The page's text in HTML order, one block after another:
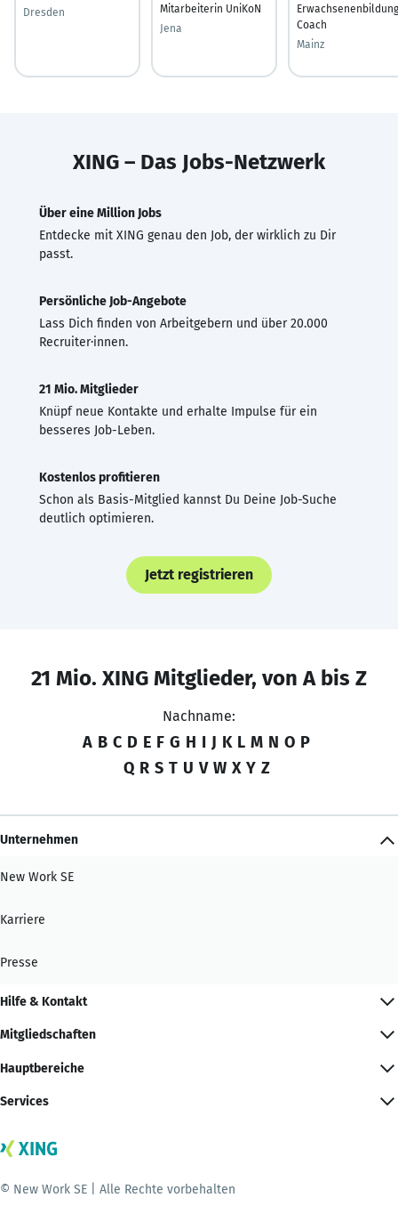
Dresden
Mitarbeiterin UniKoN
Jena
Coach
Mainz
XING – Das Jobs-Netzwerk
Über eine Million Jobs
Entdecke mit XING genau den Job, der wirklich zu Dir
passt.
Persönliche Job-Angebote
Lass Dich finden von Arbeitgebern und über 20.000
Recruiter·innen.
21 Mio. Mitglieder
Knüpf neue Kontakte und erhalte Impulse für ein
besseres Job-Leben.
Kostenlos profitieren
Schon als Basis-Mitglied kannst Du Deine Job-Suche
deutlich optimieren.
Jetzt registrieren
21 Mio. XING Mitglieder, von A bis Z
Nachname:
A B C D E F G H I J K L M N O P
Q R S T U V W X Y Z
Unternehmen
New Work SE
Karriere
Presse
Hilfe & Kontakt
Mitgliedschaften
Hauptbereiche
Services
© New Work SE | Alle Rechte vorbehalten